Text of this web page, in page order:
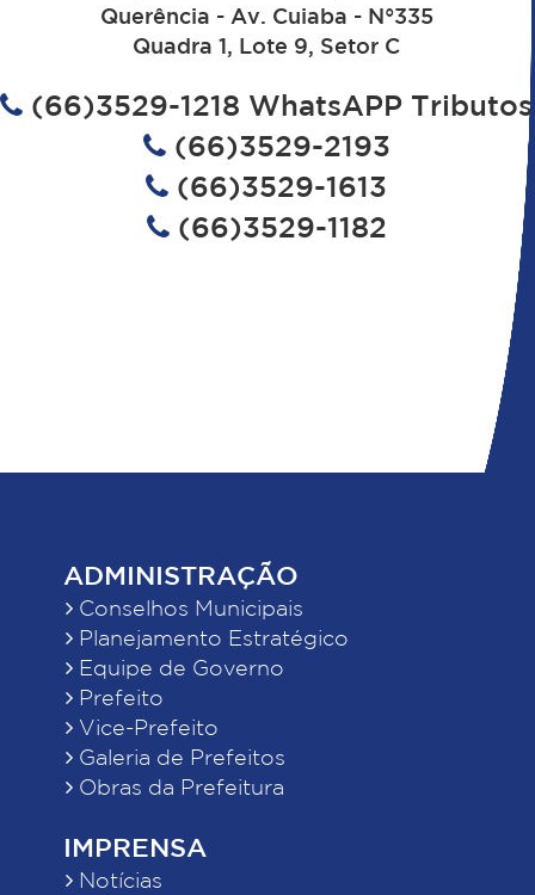
Querência - Av. Cuiaba - N°335
Quadra 1, Lote 9, Setor C
(66)3529-1218 WhatsAPP Tributos
(66)3529-2193
(66)3529-1613
(66)3529-1182
ADMINISTRAÇÃO
Conselhos Municipais
Planejamento Estratégico
Equipe de Governo
Prefeito
Vice-Prefeito
Galeria de Prefeitos
Obras da Prefeitura
IMPRENSA
Notícias